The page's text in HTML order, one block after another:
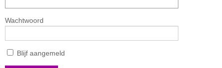
Wachtwoord
Blijf aangemeld